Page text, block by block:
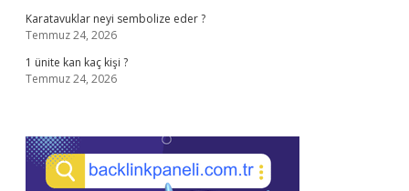
Karatavuklar neyi sembolize eder ?
Temmuz 24, 2026
1 ünite kan kaç kişi ?
Temmuz 24, 2026